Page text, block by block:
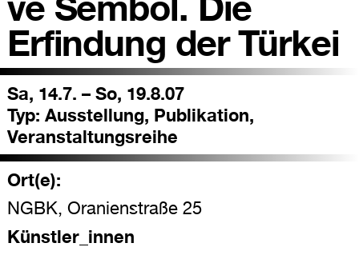
Erfindung der Türkei
Sa, 14.7. – So, 19.8.07
Typ: Ausstellung, Publikation,
Veranstaltungsreihe
Ort(e):
NGBK, Oranienstraße 25
Künstler_innen